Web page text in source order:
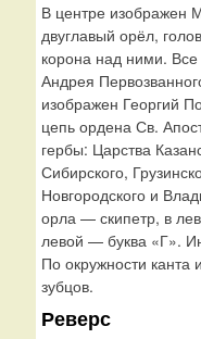
В центре изображен
двуглавый орёл,
корона над ними.
Андрея
изображен Георгий
цепь ордена Св.
гербы: Царства
Сибирского,
Новгородского и
орла — скипетр, в
левой — буква «Г».
По окружности
зубцов.
Реверс